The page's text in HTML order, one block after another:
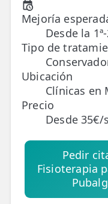
🧠 Fisioterapia
🧍 Fisioterapia
🫁 Fisioterapia
👶 Fisioterapia
TRATAMIENTOS
✅ Ondas de
✅ EPTE - EPI
Mejoría
Desde la
Tipo de
Ubicación
Clínicas en
Precio
Desde 35€/
Pedir
Fisioterapia